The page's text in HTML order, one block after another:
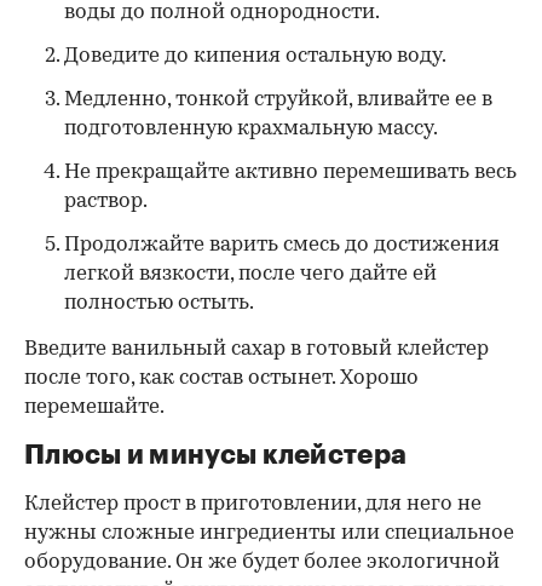
воды до полной однородности.
Доведите до кипения остальную воду.
Медленно, тонкой струйкой, вливайте ее в
подготовленную крахмальную массу.
Не прекращайте активно перемешивать весь
раствор.
Продолжайте варить смесь до достижения
легкой вязкости, после чего дайте ей
полностью остыть.
Введите ванильный сахар в готовый клейстер
после того, как состав остынет. Хорошо
перемешайте.
Плюсы и минусы клейстера
Клейстер прост в приготовлении, для него не
нужны сложные ингредиенты или специальное
оборудование. Он же будет более экологичной